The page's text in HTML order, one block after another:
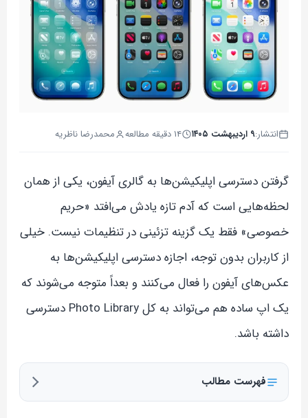
انتشار:۹ اردیبهشت ۱۴۰۵ ۱۴ دقیقه مطالعه محمدرضا ناظریه
گرفتن دسترسی اپلیکیشن‌ها به گالری آیفون، یکی از همان
لحظه‌هایی است که آدم تازه یادش می‌افتد «حریم
خصوصی» فقط یک گزینه تزئینی در تنظیمات نیست. خیلی
از کاربران بدون توجه، اجازه دسترسی اپلیکیشن‌ها به
عکس‌های آیفون را فعال می‌کنند و بعداً متوجه می‌شوند که
یک اپ ساده هم می‌تواند به کل Photo Library دسترسی
داشته باشد.
فهرست مطالب